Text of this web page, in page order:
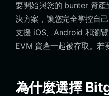
要開始與您的 bunter 資產
決方案，讓您完全掌控自
支援 iOS、Android 和瀏
EVM 資產一起被存取。若
為什麼選擇